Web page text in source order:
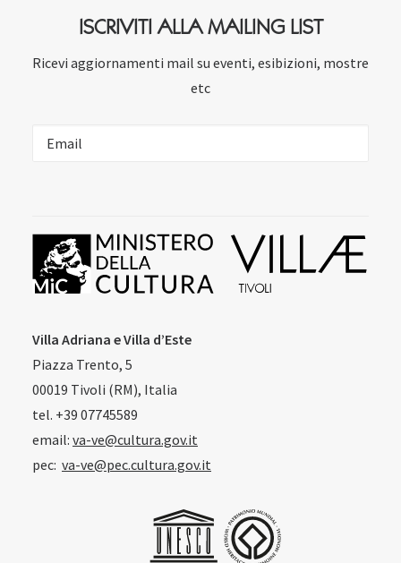
ISCRIVITI ALLA MAILING LIST
Ricevi aggiornamenti mail su eventi, esibizioni, mostre
etc
Villa Adriana e Villa d’Este
Piazza Trento, 5
00019 Tivoli (RM), Italia
tel. +39 07745589
email: va-ve@cultura.gov.it
pec: va-ve@pec.cultura.gov.it